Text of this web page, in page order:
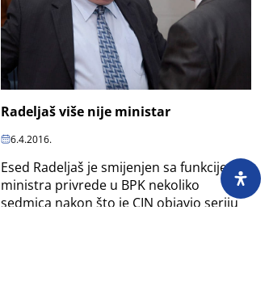
Radeljaš više nije ministar
6.4.2016.
Esed Radeljaš je smijenjen sa funkcije
ministra privrede u BPK nekoliko
sedmica nakon što je CIN objavio seriju